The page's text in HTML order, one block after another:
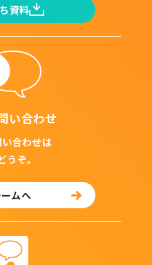
資料
い合わせ
合わせは
うぞ。
ムへ